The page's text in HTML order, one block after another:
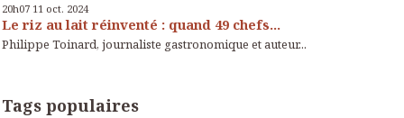
20h07 11 oct. 2024
Le riz au lait réinventé : quand 49 chefs...
Philippe Toinard, journaliste gastronomique et auteur...
Tags populaires